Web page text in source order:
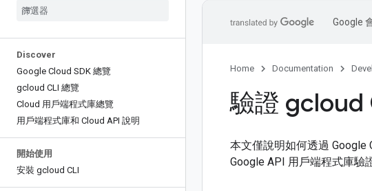
Discover
Google Cloud SDK 總覽
gcloud CLI 總覽
Cloud 用戶端程式庫總覽
用戶端程式庫和 Cloud API 說明
開始使用
安裝 gcloud CLI
Google
Home Documentation
驗證 gcloud
本文僅說明如何透過 Google
Google API 用戶端程式庫驗